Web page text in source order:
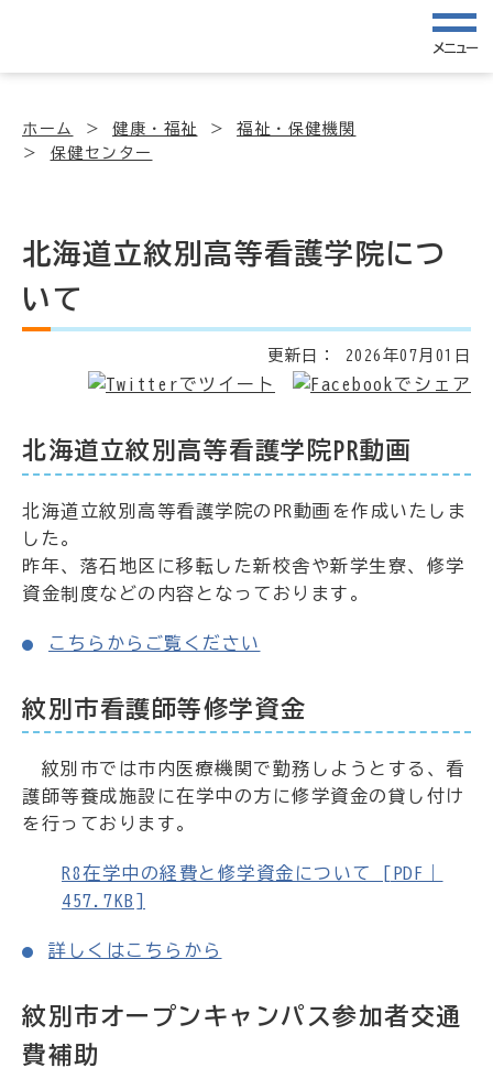
メニュー
ホーム 健康・福祉
福祉・保健機関
保健センター
北海道立紋別高等看護学院につ
いて
更新日： 2026年07月01日
北海道立紋別高等看護学院PR動画
北海道立紋別高等看護学院のPR動画を作成いたしま
した。
昨年、落石地区に移転した新校舎や新学生寮、修学
資金制度などの内容となっております。
こちらからご覧ください
紋別市看護師等修学資金
紋別市では市内医療機関で勤務しようとする、看
護師等養成施設に在学中の方に修学資金の貸し付け
を行っております。
R8在学中の経費と修学資金について [PDF｜
457.7KB]
詳しくはこちらから
紋別市オープンキャンパス参加者交通
費補助